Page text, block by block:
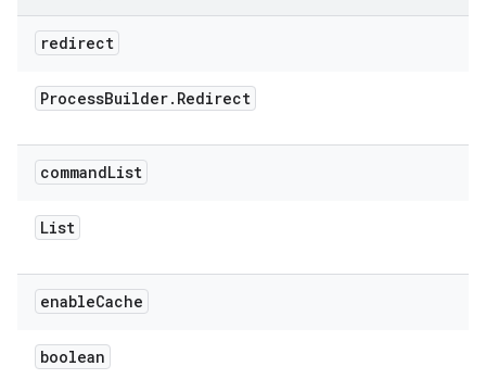
redirect
ProcessBuilder. Redirect
commandList
List
enableCache
boolean